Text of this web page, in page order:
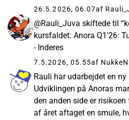
mere end ti år, så
26.5.2026, 06.07af
@Rauli_Juva skiftede til
kursfaldet: Anora Q1'26:
- Inderes
7.5.2026, 05.55af
Rauli har udarbejdet en
Udviklingen på Anoras
den anden side er
af året aftaget en smule,